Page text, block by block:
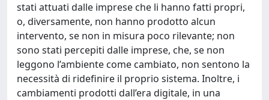
stati attuati dalle imprese che li hanno fatti propri,
o, diversamente, non hanno prodotto alcun
intervento, se non in misura poco rilevante; non
sono stati percepiti dalle imprese, che, se non
leggono l’ambiente come cambiato, non sentono la
necessità di ridefinire il proprio sistema. Inoltre, i
cambiamenti prodotti dall’era digitale, in una